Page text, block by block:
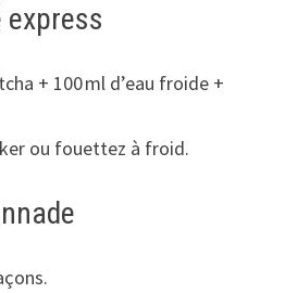
+ 100 ml d’eau froide +
ou fouettez à froid.